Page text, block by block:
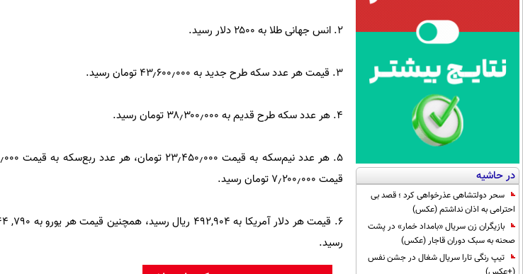
در حاشیه
سحر دولتشاهی عذرخواهی کرد ؛ قصد بی
احترامی به اذان نداشتم (عکس)
بازیگران زن سریال «بامداد خمار» در پشت
صحنه به سبک دوران قاجار (عکس)
تیپ رنگی تارا سریال شغال در جشن نفس
۲. انس جهانی طلا به ۲۵۰۰ دلار رسید.
۳. قیمت هر عدد سکه طرح جدید به ۴۳٫۶۰۰٫۰۰۰ تومان رسید.
۴. هر عدد سکه طرح قدیم به ۳۸٫۳۰۰٫۰۰۰ تومان رسید.
قیمت ۷٫۲۰۰٫۰۰۰ تومان رسید.
رسید.